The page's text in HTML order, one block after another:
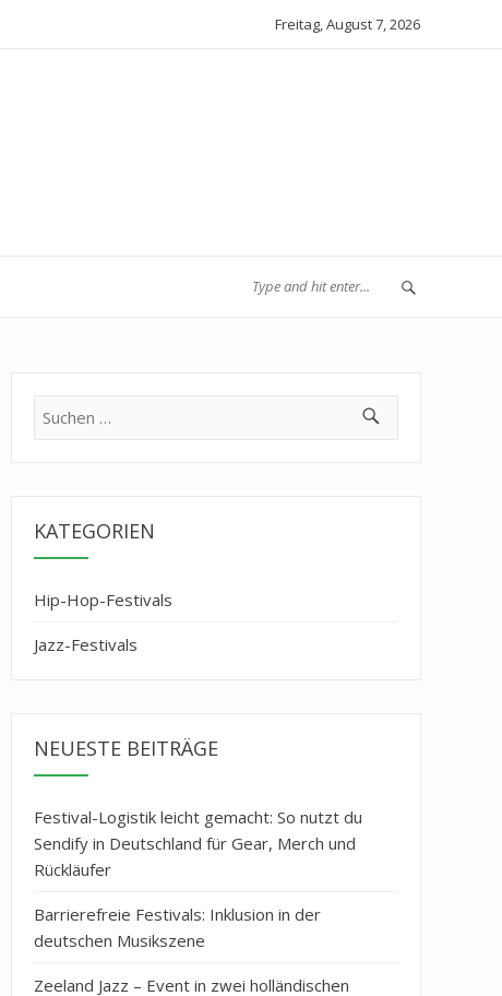
Freitag, August 7, 2026
Suche
KATEGORIEN
Hip-Hop-Festivals
Jazz-Festivals
NEUESTE BEITRÄGE
Festival-Logistik leicht gemacht: So nutzt du
Sendify in Deutschland für Gear, Merch und
Rückläufer
Barrierefreie Festivals: Inklusion in der
deutschen Musikszene
Zeeland Jazz – Event in zwei holländischen